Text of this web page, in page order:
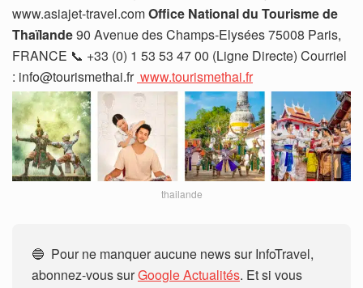
www.asiajet-travel.comOffice National du Tourisme de
Thaïlande90 Avenue des Champs-Elysées 75008 Paris,
FRANCE 📞 +33 (0) 1 53 53 47 00 (Ligne Directe) Courriel
: info@tourismethai.fr www.tourismethai.fr
thailande
🔵 Pour ne manquer aucune news sur InfoTravel,
abonnez-vous surGoogle Actualités. Et si vous